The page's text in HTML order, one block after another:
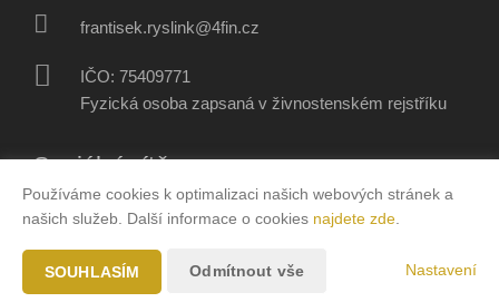
frantisek.ryslink@4fin.cz
IČO: 75409771
Fyzická osoba zapsaná v živnostenském rejstříku
Sociální sítě
Používáme cookies k optimalizaci našich webových stránek a
našich služeb. Další informace o cookies najdete zde
SOUHLASÍM Odmítnout vše Nastavení